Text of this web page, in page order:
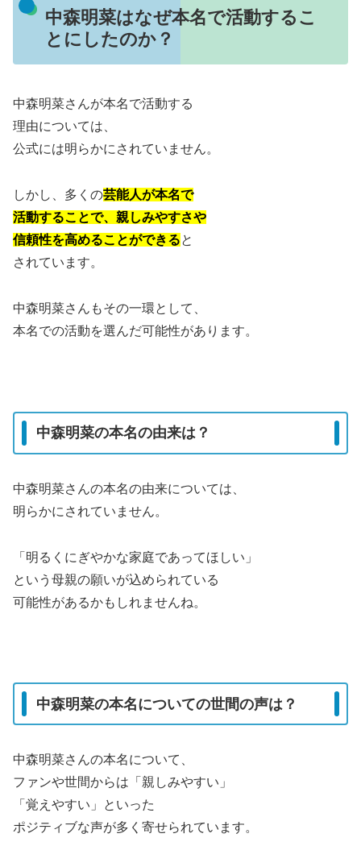
中森明菜はなぜ本名で活動するこ
とにしたのか？
中森明菜さんが本名で活動する
理由については、
公式には明らかにされていません。
しかし、多くの芸能人が本名で
活動することで、親しみやすさや
信頼性を高めることができると
されています。
中森明菜さんもその一環として、
本名での活動を選んだ可能性があります。
中森明菜の本名の由来は？
中森明菜さんの本名の由来については、
明らかにされていません。
「明るくにぎやかな家庭であってほしい」
という母親の願いが込められている
可能性があるかもしれませんね。
中森明菜の本名についての世間の声は？
中森明菜さんの本名について、
ファンや世間からは「親しみやすい」
「覚えやすい」といった
ポジティブな声が多く寄せられています。